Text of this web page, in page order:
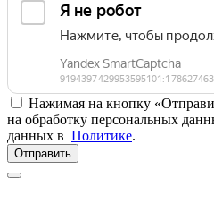
Нажимая на кнопку
на обработку персональных
данных в Политике.
Отправить